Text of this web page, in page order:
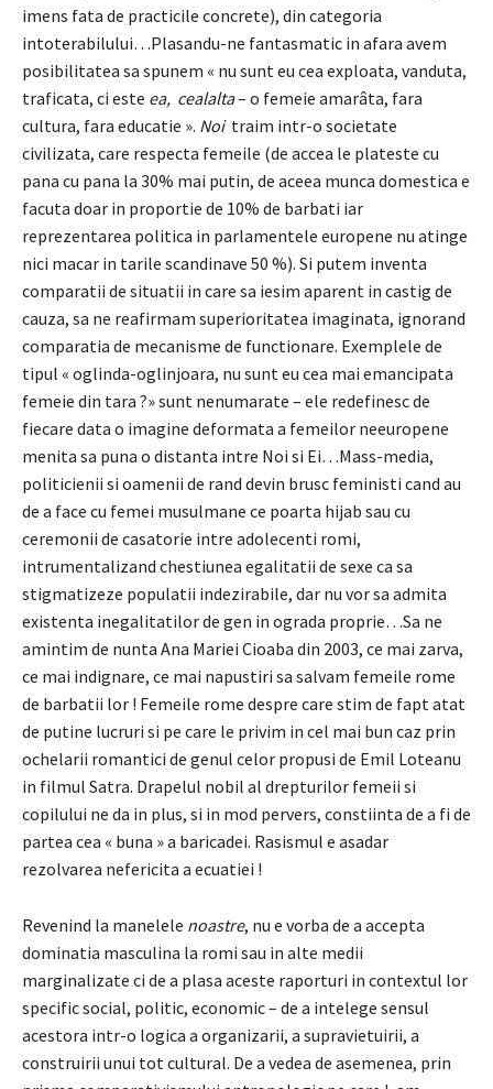
imens fata de practicile concrete), din categoria
intoterabilului…Plasandu-ne fantasmatic in afara avem
posibilitatea sa spunem « nu sunt eu cea exploata, vanduta,
traficata, ci este ea, cealalta– o femeie amarâta, fara
cultura, fara educatie ». Noi traim intr-o societate
civilizata, care respecta femeile (de accea le plateste cu
pana cu pana la 30% mai putin, de aceea munca domestica e
facuta doar in proportie de 10% de barbati iar
reprezentarea politica in parlamentele europene nu atinge
nici macar in tarile scandinave 50 %). Si putem inventa
comparatii de situatii in care sa iesim aparent in castig de
cauza, sa ne reafirmam superioritatea imaginata, ignorand
comparatia de mecanisme de functionare. Exemplele de
tipul « oglinda-oglinjoara, nu sunt eu cea mai emancipata
femeie din tara ?» sunt nenumarate – ele redefinesc de
fiecare data o imagine deformata a femeilor neeuropene
menita sa puna o distanta intre Noi si Ei…Mass-media,
politicienii si oamenii de rand devin brusc feministi cand au
de a face cu femei musulmane ce poarta hijab sau cu
ceremonii de casatorie intre adolecenti romi,
intrumentalizand chestiunea egalitatii de sexe ca sa
stigmatizeze populatii indezirabile, dar nu vor sa admita
existenta inegalitatilor de gen in ograda proprie…Sa ne
amintim de nunta Ana Mariei Cioaba din 2003, ce mai zarva,
ce mai indignare, ce mai napustiri sa salvam femeile rome
de barbatii lor ! Femeile rome despre care stim de fapt atat
de putine lucruri si pe care le privim in cel mai bun caz prin
ochelarii romantici de genul celor propusi de Emil Loteanu
in filmul Satra. Drapelul nobil al drepturilor femeii si
copilului ne da in plus, si in mod pervers, constiinta de a fi de
partea cea « buna » a baricadei. Rasismul e asadar
rezolvarea nefericita a ecuatiei !
Revenind la manelele noastre, nu e vorba de a accepta
dominatia masculina la romi sau in alte medii
marginalizate ci de a plasa aceste raporturi in contextul lor
specific social, politic, economic – de a intelege sensul
acestora intr-o logica a organizarii, a supravietuirii, a
construirii unui tot cultural. De a vedea de asemenea, prin